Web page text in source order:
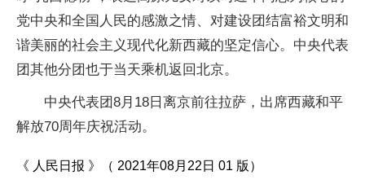
党中央和全国人民的感激之情、对建设团结富裕文明和
谐美丽的社会主义现代化新西藏的坚定信心。中央代表
团其他分团也于当天乘机返回北京。
中央代表团8月18日离京前往拉萨，出席西藏和平
解放70周年庆祝活动。
《 人民日报 》（ 2021年08月22日 01 版）